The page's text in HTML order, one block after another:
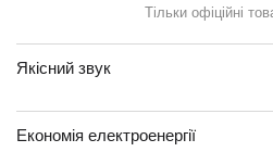
Тільки офіційні
Якісний звук
Економія електроенергії